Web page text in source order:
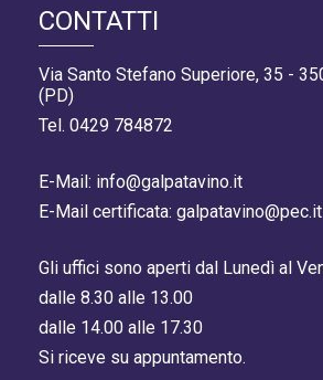
CONTATTI
Via Santo Stefano Superiore, 35 -
(PD)
Tel. 0429 784872
E-Mail: info@galpatavino.it
E-Mail certificata: galpatavino@pec.it
Gli uffici sono aperti dal Lunedì al
dalle 8.30 alle 13.00
dalle 14.00 alle 17.30
Si riceve su appuntamento.